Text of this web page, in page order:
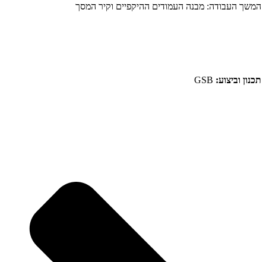
המשך העבודה: מבנה העמודים ההיקפיים וקיר המסך
תכנון וביצוע: GSB